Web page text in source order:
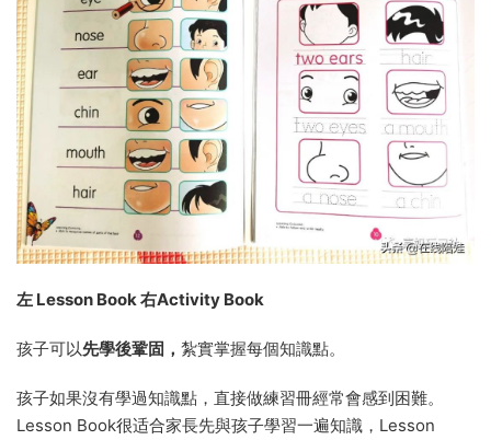
左 Lesson Book 右Activity Book
孩子可以先學後鞏固， 紮實掌握每個知識點。
孩子如果沒有學過知識點，直接做練習冊經常會感到困難。
Lesson Book很适合家長先與孩子學習一遍知識，Lesson